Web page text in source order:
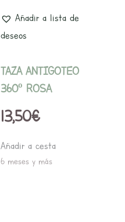
Añadir a lista de
deseos
TAZA ANTIGOTEO
360º ROSA
13,50€
Añadir a cesta
6 meses y más